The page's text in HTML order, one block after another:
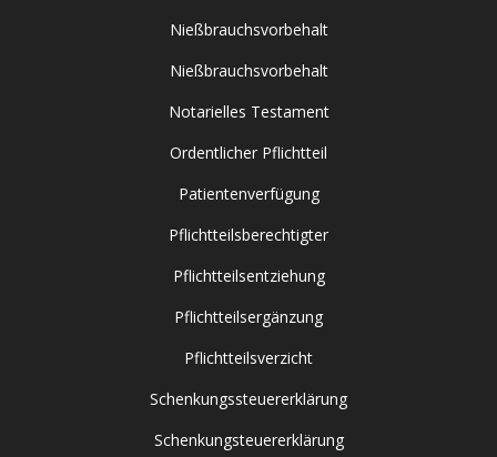
Nießbrauchsvorbehalt
Nießbrauchsvorbehalt
Notarielles Testament
Ordentlicher Pflichtteil
Patientenverfügung
Pflichtteilsberechtigter
Pflichtteilsentziehung
Pflichtteilsergänzung
Pflichtteilsverzicht
Schenkungssteuererklärung
Schenkungsteuererklärung